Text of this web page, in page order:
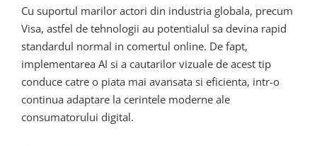
Cu suportul marilor actori din industria globala, precum
Visa, astfel de tehnologii au potentialul sa devina rapid
standardul normal in comertul online. De fapt,
implementarea AI si a cautarilor vizuale de acest tip
conduce catre o piata mai avansata si eficienta, intr-o
continua adaptare la cerintele moderne ale
consumatorului digital.